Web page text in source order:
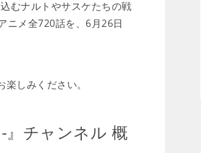
むナルトやサスケたちの戦
ニメ全720話を、6月26日
しみください。
』チャンネル 概